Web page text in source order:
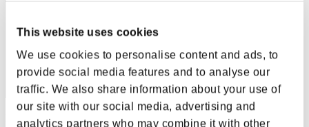
This website uses cookies
We use cookies to personalise content and ads, to
provide social media features and to analyse our
traffic. We also share information about your use of
our site with our social media, advertising and
analytics partners who may combine it with other
Puntos: -